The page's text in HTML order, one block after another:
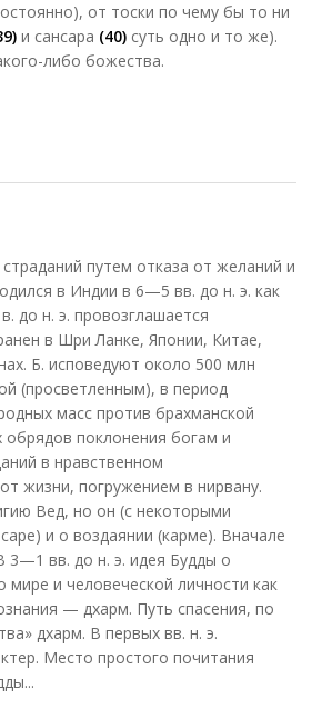
от тоски по чему бы то ни
и сансара (40) суть одно и то же).
либо божества.
путем отказа от желаний и
в Индии в 6—5 вв. до н. э. как
до н. э. провозглашается
в Шри Ланке, Японии, Китае,
Б. исповедуют около 500 млн
(просветленным), в период
масс против брахманской
поклонения богам и
в нравственном
жизни, погружением в нирвану.
Вед, но он (с некоторыми
и о воздаянии (карме). Вначале
3—1 вв. до н. э. идея Будды о
мире и человеческой личности как
— дхарм. Путь спасения, по
дхарм. В первых вв. н. э.
Место простого почитания